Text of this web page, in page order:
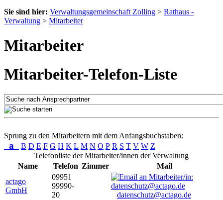
Sie sind hier: Verwaltungsgemeinschaft Zolling > Rathaus -
Verwaltung > Mitarbeiter
Mitarbeiter
Mitarbeiter-Telefon-Liste
Sprung zu den Mitarbeitern mit dem Anfangsbuchstaben:
a B D E F G H K L M N O P R S T V W Z
Telefonliste der Mitarbeiter/innen der Verwaltung
Name
Telefon Zimmer
Mail
actago
GmbH
09951
99990-
20
datenschutz@actago.de